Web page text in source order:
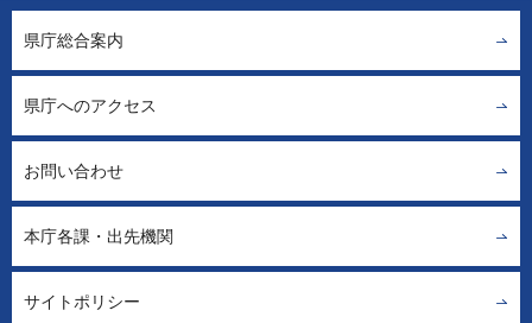
県庁総合案内
県庁へのアクセス
お問い合わせ
本庁各課・出先機関
サイトポリシー